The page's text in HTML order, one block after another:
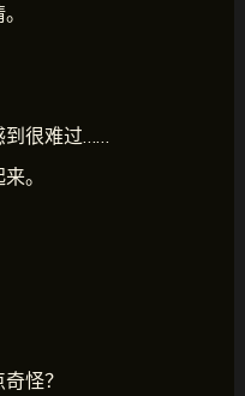
到很难过……
。
怪？